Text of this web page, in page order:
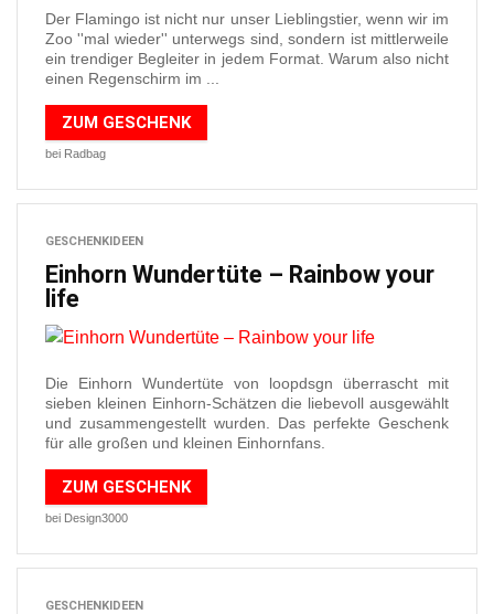
Der Flamingo ist nicht nur unser Lieblingstier, wenn wir im
Zoo ''mal wieder'' unterwegs sind, sondern ist mittlerweile
ein trendiger Begleiter in jedem Format. Warum also nicht
einen Regenschirm im ...
ZUM GESCHENK
bei Radbag
GESCHENKIDEEN
Einhorn Wundertüte – Rainbow your
life
Die Einhorn Wundertüte von loopdsgn überrascht mit
sieben kleinen Einhorn-Schätzen die liebevoll ausgewählt
und zusammengestellt wurden. Das perfekte Geschenk
für alle großen und kleinen Einhornfans.
ZUM GESCHENK
bei Design3000
GESCHENKIDEEN